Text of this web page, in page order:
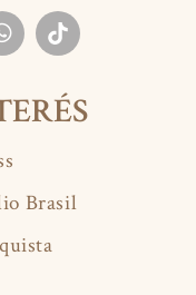
Brasil